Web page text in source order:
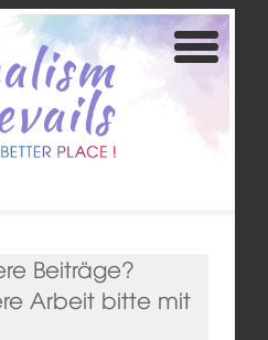
Beiträge?
Arbeit bitte mit